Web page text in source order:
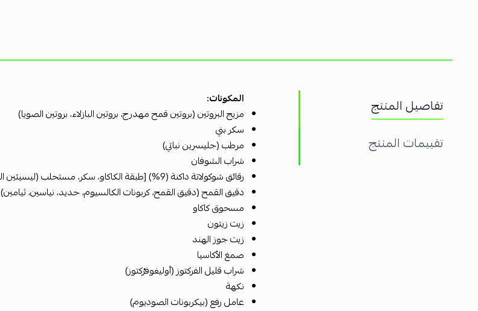
تفاصيل المنتج
تقييمات المنتج
المكونات:
مزيج البروتين (بروتين قمح مهدرج، بروتين البازلاء، بروتين الصويا)
سكر بني
مرطب (جليسرين نباتي)
شراب الشوفان
رقائق شوكولاتة داكنة (9%) [طبقة الكاكاو، سكر، مستحلب (ليسيثين الصويا)، نكهة]
دقيق القمح (دقيق القمح، كربونات الكالسيوم، حديد، نياسين، ثيامين)
مسحوق كاكاو
زيت زيتون
زيت جوز الهند
صمغ الأكاسيا
شراب قليل الفركتوز (أوليغوفرُكتوز)
نكهة
عامل رفع (بيكربونات الصوديوم)